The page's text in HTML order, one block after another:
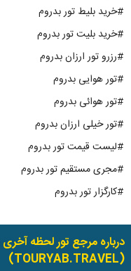
#خرید بلیط تور بدروم
#خرید بلیت تور بدروم
#رزرو تور ارزان بدروم
#تور هوایی بدروم
#تور هوائی بدروم
#تور خیلی ارزان بدروم
#لیست قیمت تور بدروم
#مجری مستقیم تور بدروم
#کارگزار تور بدروم
درباره مرجع تور لحظه آخری
(TOURYAB.TRAVEL)